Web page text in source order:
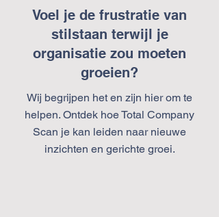
Voel je de frustratie van
stilstaan terwijl je
organisatie zou moeten
groeien?
Wij begrijpen het en zijn hier om te
helpen. Ontdek hoe Total Company
Scan je kan leiden naar nieuwe
inzichten en gerichte groei.